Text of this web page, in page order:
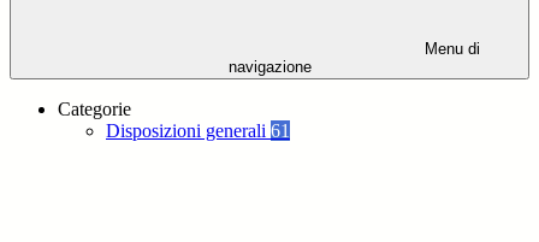
Menu di
navigazione
Categorie
Disposizioni generali 61